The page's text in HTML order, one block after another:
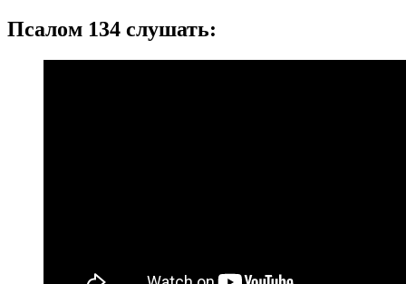
Псалом 134 слушать: